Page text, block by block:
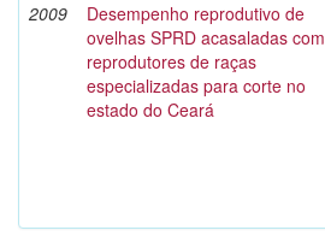
2009
Desempenho reprodutivo de
ovelhas SPRD acasaladas com
reprodutores de raças
especializadas para corte no
estado do Ceará